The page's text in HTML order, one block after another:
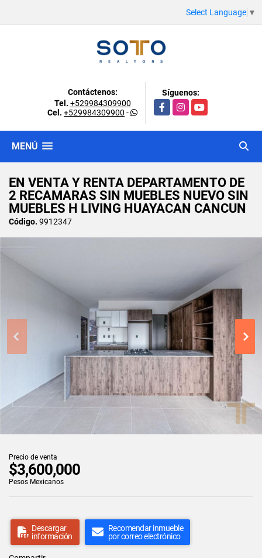
Select Language ▼
Contáctenos:
Tel. +529984309900
Cel. +529984309900 -
Síguenos:
FacebookInstagramYouTube
MENÚ
EN VENTA Y RENTA DEPARTAMENTO DE
2 RECAMARAS SIN MUEBLES NUEVO SIN
MUEBLES H LIVING HUAYACAN CANCUN
Código. 9912347
Precio de venta
$3,600,000
Pesos Mexicanos
Descargar
información
Recomendar inmueble
por correo electrónico